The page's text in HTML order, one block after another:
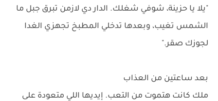
"يلا يا حزينة، شوفي شغلك. الدار دي لازمن تبرق جبل ما
الشمس تغيب، وبعدها تدخلي المطبخ تجهزي الغدا
لجوزك صقر."
بعد ساعتين من العذاب
ملك كانت هتموت من التعب. إيديها اللي متعودة على